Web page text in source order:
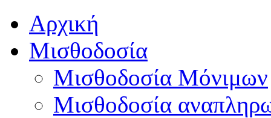
Αρχική
Μισθοδοσία
Μισθοδοσία Μόνιμων
Μισθοδοσία